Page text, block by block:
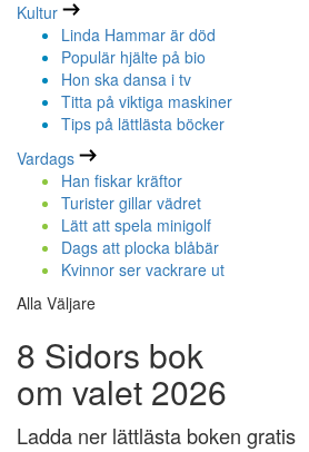
Kultur
Linda Hammar är död
Populär hjälte på bio
Hon ska dansa i tv
Titta på viktiga maskiner
Tips på lättlästa böcker
Vardags
Han fiskar kräftor
Turister gillar vädret
Lätt att spela minigolf
Dags att plocka blåbär
Kvinnor ser vackrare ut
Alla Väljare
8 Sidors bok
om valet 2026
Ladda ner lättlästa boken gratis